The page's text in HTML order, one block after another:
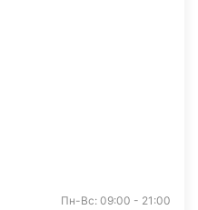
Пн-Вс: 09:00 - 21:00